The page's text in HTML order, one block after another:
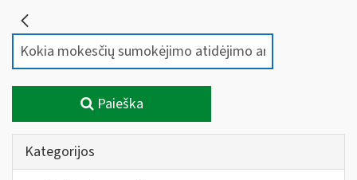
Paieška
Kategorijos